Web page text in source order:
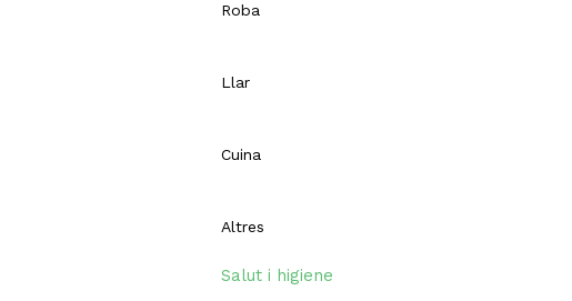
Roba
Llar
Cuina
Altres
Salut i higiene